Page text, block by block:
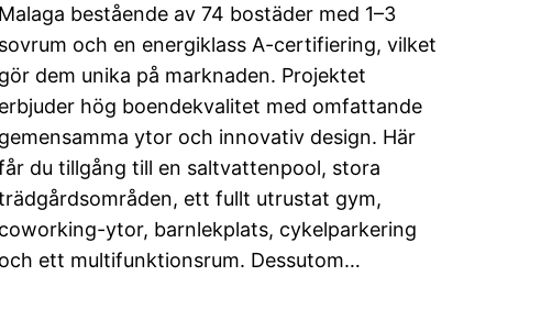
Malaga bestående av 74 bostäder med 1–3
sovrum och en energiklass A-certifiering, vilket
gör dem unika på marknaden. Projektet
erbjuder hög boendekvalitet med omfattande
gemensamma ytor och innovativ design. Här
du tillgång till en saltvattenpool, stora
ett fullt utrustat gym,
coworking-ytor, barnlekplats, cykelparkering
och ett multifunktionsrum. Dessutom…